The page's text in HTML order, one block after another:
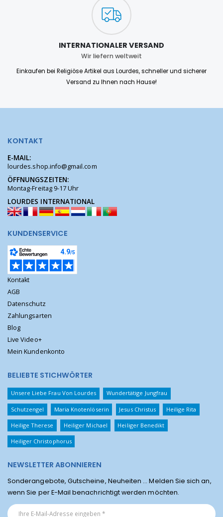
INTERNATIONALER VERSAND
Wir liefern weltweit
Einkaufen bei Religiöse Artikel aus Lourdes, schneller und sicherer
Versand zu Ihnen nach Hause!
KONTAKT
E-MAIL:
lourdes.shop.info@gmail.com
ÖFFNUNGSZEITEN:
Montag-Freitag 9-17 Uhr
LOURDES INTERNATIONAL
KUNDENSERVICE
Kontakt
AGB
Datenschutz
Zahlungsarten
Blog
Live Video+
Mein Kundenkonto
BELIEBTE STICHWÖRTER
Unsere Liebe Frau Von Lourdes Wundertätige Jungfrau
Schutzengel Maria Knotenlöserin Jesus Christus Heilige Rita
Heilige Therese Heiliger Michael Heiliger Benedikt
Heiliger Christophorus
NEWSLETTER ABONNIEREN
Sonderangebote, Gutscheine, Neuheiten ... Melden Sie sich an,
wenn Sie per E-Mail benachrichtigt werden möchten.